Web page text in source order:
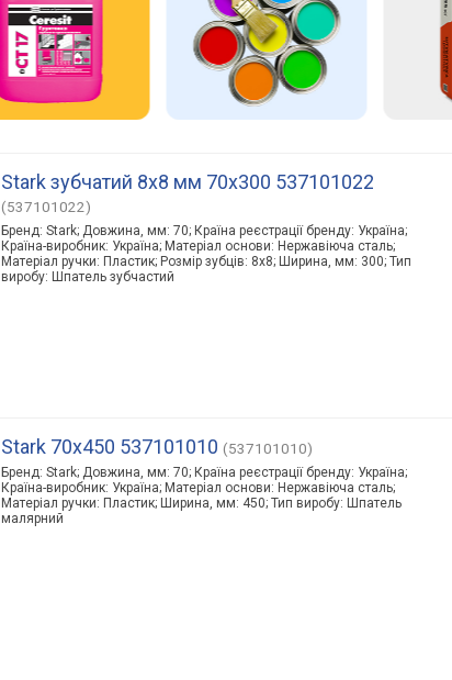
Stark зубчатий 8х8 мм 70х300 537101022
(537101022)
Бренд: Stark; Довжина, мм: 70; Країна реєстрації бренду: Україна;
Країна-виробник: Україна; Матеріал основи: Нержавіюча сталь;
Матеріал ручки: Пластик; Розмір зубців: 8х8; Ширина, мм: 300; Тип
виробу: Шпатель зубчастий
Stark 70х450 537101010 (537101010)
Бренд: Stark; Довжина, мм: 70; Країна реєстрації бренду: Україна;
Країна-виробник: Україна; Матеріал основи: Нержавіюча сталь;
Матеріал ручки: Пластик; Ширина, мм: 450; Тип виробу: Шпатель
малярний